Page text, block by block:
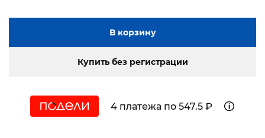
В корзину
Купить без регистрации
4 платежа по 547.5 ₽